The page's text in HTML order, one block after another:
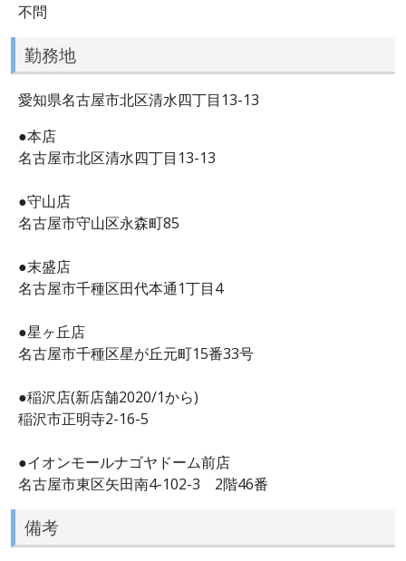
不問
勤務地
愛知県名古屋市北区清水四丁目13-13
●本店
名古屋市北区清水四丁目13-13
●守山店
名古屋市守山区永森町85
●末盛店
名古屋市千種区田代本通1丁目4
●星ヶ丘店
名古屋市千種区星が丘元町15番33号
●稲沢店(新店舗2020/1から)
稲沢市正明寺2-16-5
●イオンモールナゴヤドーム前店
名古屋市東区矢田南4-102-3 2階46番
備考